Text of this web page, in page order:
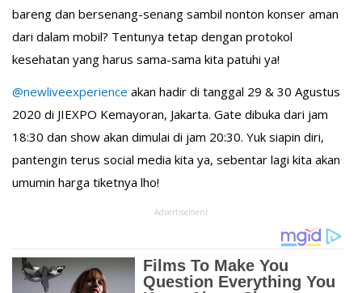
bareng dan bersenang-senang sambil nonton konser aman
dari dalam mobil? Tentunya tetap dengan protokol
kesehatan yang harus sama-sama kita patuhi ya!
@newliveexperience akan hadir di tanggal 29 & 30 Agustus
2020 di JIEXPO Kemayoran, Jakarta. Gate dibuka dari jam
18:30 dan show akan dimulai di jam 20:30. Yuk siapin diri,
pantengin terus social media kita ya, sebentar lagi kita akan
umumin harga tiketnya lho!
Advertisement